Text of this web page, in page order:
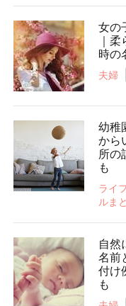
女の
｜
時の
夫婦
幼稚
から
所の
も
ライ
ルま
自然
名前
付け
も